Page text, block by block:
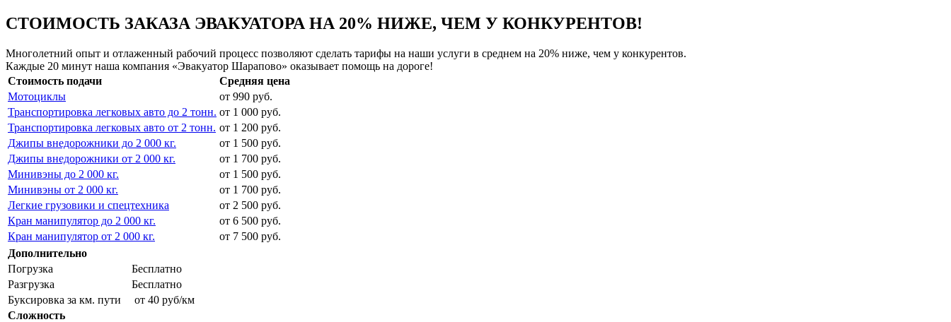
СТОИМОСТЬ ЗАКАЗА ЭВАКУАТОРА НА 20% НИЖЕ, ЧЕМ У КОНКУРЕНТОВ!
Многолетний опыт и отлаженный рабочий процесс позволяют сделать тарифы на наши услуги в среднем на 20% ниже, чем у конкурентов.
Каждые 20 минут наша компания «Эвакуатор Шарапово» оказывает помощь на дороге!
Стоимость подачи
Средняя цена
Мотоциклы
от 990 руб.
Транспортировка легковых авто до 2 тонн. от 1 000 руб.
Транспортировка легковых авто от 2 тонн. от 1 200 руб.
Джипы внедорожники до 2 000 кг.
от 1 500 руб.
Джипы внедорожники от 2 000 кг.
от 1 700 руб.
Минивэны до 2 000 кг.
от 1 500 руб.
Минивэны от 2 000 кг.
от 1 700 руб.
Легкие грузовики и спецтехника
от 2 500 руб.
Кран манипулятор до 2 000 кг.
от 6 500 руб.
Кран манипулятор от 2 000 кг.
от 7 500 руб.
Дополнительно
Погрузка
Бесплатно
Разгрузка
Бесплатно
Буксировка за км. пути
от 40 руб/км
Сложность